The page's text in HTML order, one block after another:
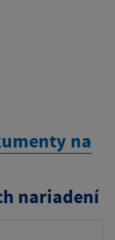
na
nariadení